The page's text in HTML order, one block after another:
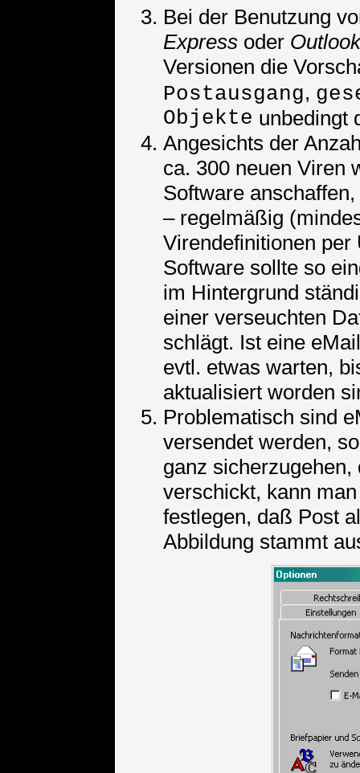
Bei der Benutzung
Express oder Outlook
Versionen die
Postausgang,
Objekte unbedingt
Angesichts der
ca. 300 neuen Viren
Software
– regelmäßig
Virendefinitionen per
Software sollte so
im Hintergrund
einer verseuchten
schlägt. Ist eine
evtl. etwas warten,
aktualisiert worden
Problematisch sind
versendet werden,
ganz
verschickt, kann
festlegen, daß Post
Abbildung stammt